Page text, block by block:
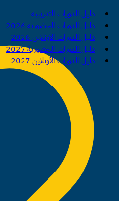
دليل الدورات التدريبية
دليل الدورات الحضورية 2026
دليل الدورات الأونلاين 2026
دليل الدورات الحضورية 2027
دليل الدورات الأونلاين 2027